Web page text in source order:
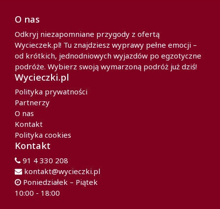
O nas
Odkryj niezapomniane przygody z ofertą
Wycieczek.pl! Tu znajdziesz wyprawy pełne emocji –
od krótkich, jednodniowych wyjazdów po egzotyczne
podróże. Wybierz swoją wymarzoną podróż już dziś!
Wycieczki.pl
Polityka prywatności
Partnerzy
O nas
Kontakt
Polityka cookies
Kontakt
91 4 330 208
kontakt@wycieczki.pl
Poniedziałek – Piątek
10:00 - 18:00